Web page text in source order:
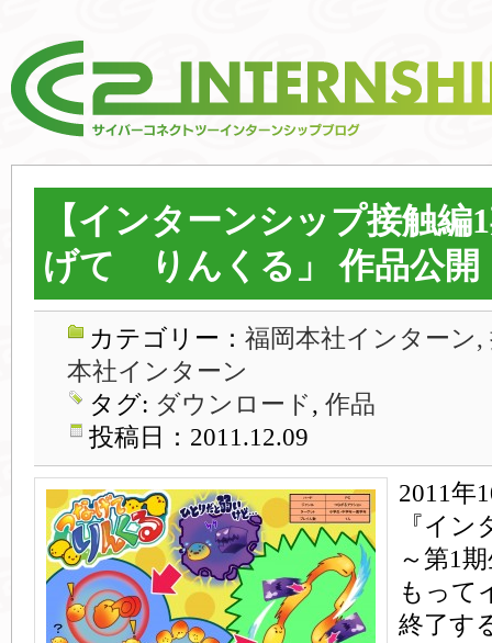
【インターンシップ接触編
げて りんくる」 作品公開
カテゴリー： 福岡本社インターン,
本社インターン
タグ: ダウンロード , 作品
投稿日：2011.12.09
2011年
『イ
～第1
もって
終了す